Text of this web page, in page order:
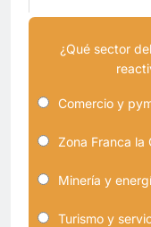
¿Qué sector
Comercio y
Zona Franca la
Minería y
Turismo y